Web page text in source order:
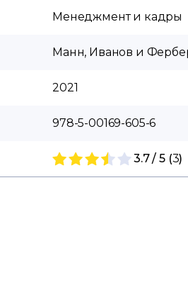
Менеджмент и кадры
Манн, Иванов и
2021
978-5-00169-605-6
3.7 / 5 (3)